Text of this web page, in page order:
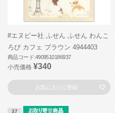
#エヌビー社 ふせん ふせん わんこ
ろび カフェ ブラウン 4944403
商品コード:4909510186937
小売価格 ¥340
お気に入りに登録
37